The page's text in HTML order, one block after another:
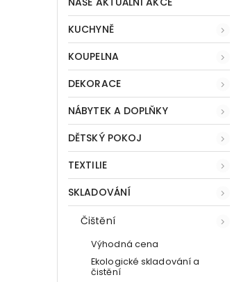
KUCHYNĚ
KOUPELNA
DEKORACE
NÁBYTEK A DOPLŇKY
DĚTSKÝ POKOJ
TEXTILIE
SKLADOVÁNÍ
Čištění
Výhodná cena
Ekologické skladování a
čistění